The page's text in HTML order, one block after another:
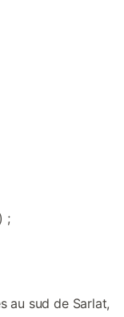
;
au sud de Sarlat,